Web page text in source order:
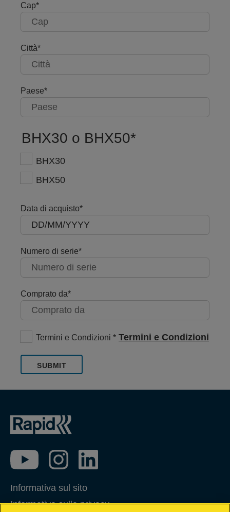
Cap
Città
Paese
BHX30 o BHX50
BHX30
BHX50
Data di acquisto
Numero di serie
Comprato da
Termini e Condizioni Termini e Condizioni
SUBMIT
Informativa sul sito
Informativa sulla privacy